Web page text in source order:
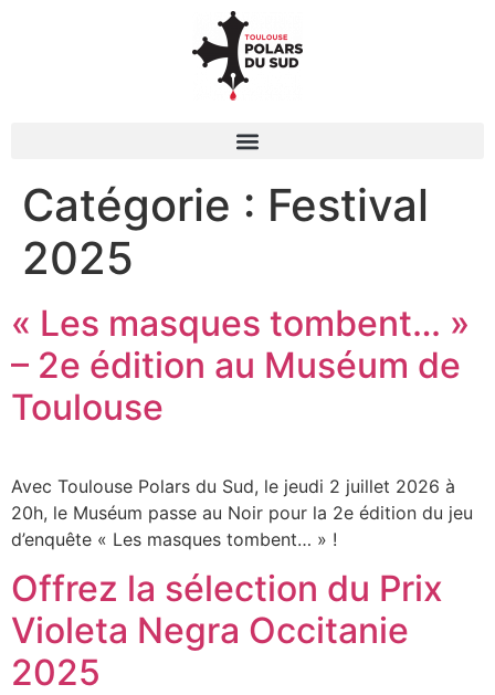
Catégorie : Festival
2025
« Les masques tombent… »
– 2e édition au Muséum de
Toulouse
Avec Toulouse Polars du Sud, le jeudi 2 juillet 2026 à
20h, le Muséum passe au Noir pour la 2e édition du jeu
d’enquête « Les masques tombent… » !
Offrez la sélection du Prix
Violeta Negra Occitanie
2025